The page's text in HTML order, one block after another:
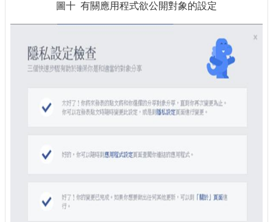
圖十 有關應用程式欲公開對象的設定